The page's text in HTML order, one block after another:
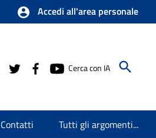
Accedi all'area personale
Cerca con IA
Contatti Tutti gli argomenti...